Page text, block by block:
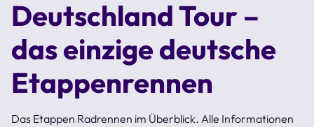
Deutschland Tour –
das einzige deutsche
Etappenrennen
Das Etappen Radrennen im Überblick. Alle Informationen